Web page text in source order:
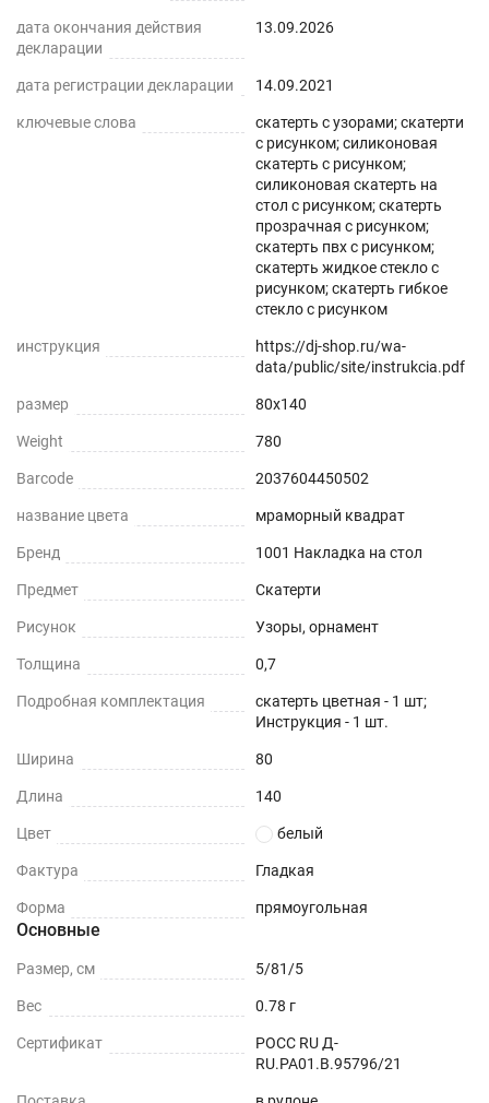
дата окончания действия
декларации
13.09.2026
дата регистрации декларации 14.09.2021
ключевые слова
скатерть с узорами; скатерти
с рисунком; силиконовая
скатерть с рисунком;
силиконовая скатерть на
стол с рисунком; скатерть
прозрачная с рисунком;
скатерть пвх с рисунком;
скатерть жидкое стекло с
рисунком; скатерть гибкое
стекло с рисунком
инструкция
https://dj-shop.ru/wa-
data/public/site/instrukcia.pdf
размер 80x140
Weight 780
Barcode 2037604450502
название цвета мраморный квадрат
Бренд 1001 Накладка на стол
Предмет Скатерти
Рисунок Узоры, орнамент
Толщина 0,7
Подробная комплектация
скатерть цветная - 1 шт;
Инструкция - 1 шт.
Ширина 80
Длина 140
Цвет белый
Фактура Гладкая
Форма прямоугольная
Основные
Размер, см 5/81/5
Вес 0.78 г
Сертификат
РОСС RU Д-
RU.РА01.В.95796/21